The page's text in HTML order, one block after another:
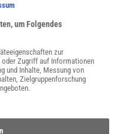
um Folgendes
zur
Zugriff auf Informationen
und Inhalte, Messung von
Zielgruppenforschung